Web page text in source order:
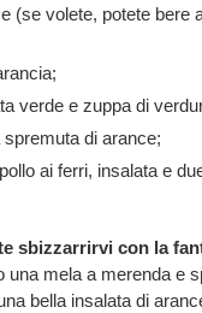
(se volete, potete bere
verde e zuppa di
spremuta di arance;
ai ferri, insalata e
sbizzarrirvi con la
una mela a merenda e
bella insalata di